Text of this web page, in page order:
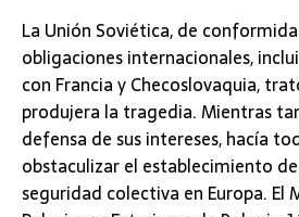
La Unión Soviética, de
obligaciones internacionales,
con Francia y Checoslovaquia,
produjera la tragedia. Mientras
defensa de sus intereses, hacía
obstaculizar el establecimiento
seguridad colectiva en Europa. El